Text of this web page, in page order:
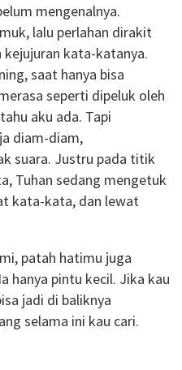
mengenalnya.
lalu perlahan dirakit
kata-katanya.
saat hanya bisa
seperti dipeluk oleh
aku ada. Tapi
diam-diam,
suara. Justru pada titik
Tuhan sedang mengetuk
kata-kata, dan lewat
patah hatimu juga
hanya pintu kecil. Jika kau
jadi di baliknya
selama ini kau cari.